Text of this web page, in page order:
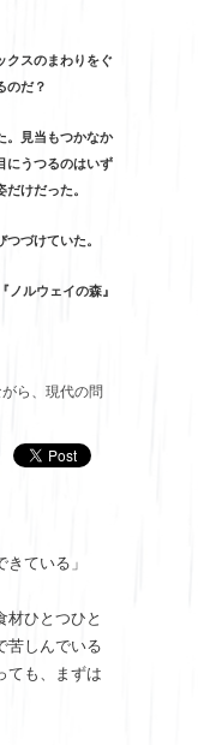
クスのまわりをぐ
のだ？
。見当もつかなか
にうつるのはいず
けだった。
づけていた。
ノルウェイの森』
ら、現代の問
ている」
材ひとつひと
苦しんでいる
ても、まずは